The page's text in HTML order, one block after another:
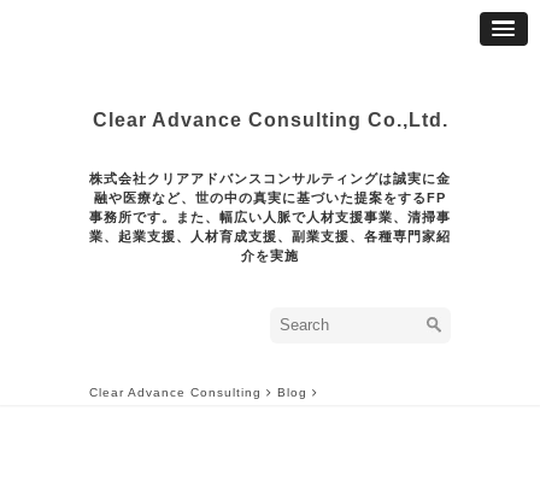
Clear Advance Consulting Co.,Ltd.
株式会社クリアアドバンスコンサルティングは誠実に金
融や医療など、世の中の真実に基づいた提案をするFP
事務所です。また、幅広い人脈で人材支援事業、清掃事
業、起業支援、人材育成支援、副業支援、各種専門家紹
介を実施
Clear Advance Consulting Blog